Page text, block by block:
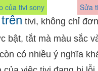
của tivi sony Sửa
tivi, không chỉ
bật, tắt mà màu sắc
có nhiều ý nghĩa